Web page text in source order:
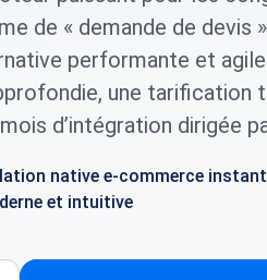
de « demande de devis
performante et
une tarification
d’intégration dirigée
native e-commerce
et intuitive